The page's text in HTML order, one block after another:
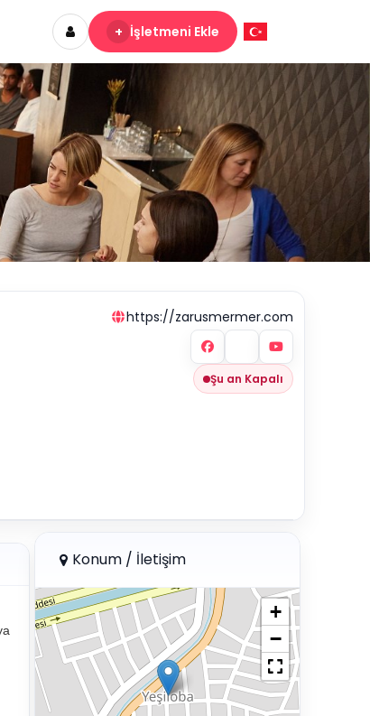
+ İşletmeni Ekle
https://zarusmermer.com
Şu an Kapalı
Konum / İletişim
+
−